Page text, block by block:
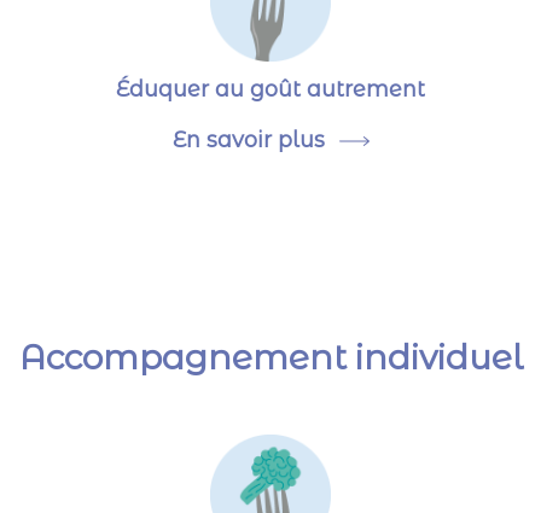
Éduquer au goût autrement
En savoir plus
Accompagnement individuel